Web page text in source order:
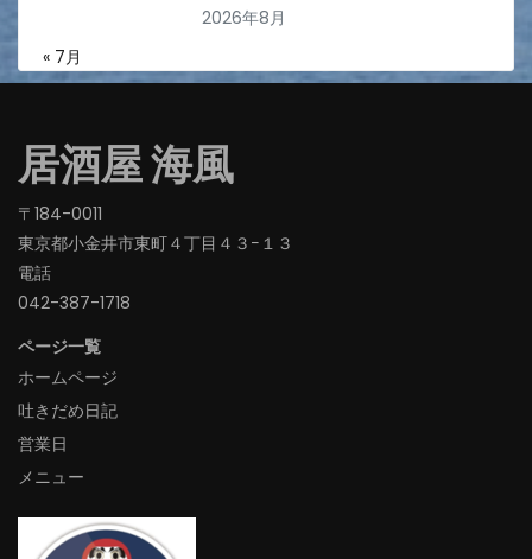
2026年8月
« 7月
居酒屋 海風
〒184-0011
東京都小金井市東町４丁目４３−１３
電話
042-387-1718‬
ページ一覧
ホームページ
吐きだめ日記
営業日
メニュー